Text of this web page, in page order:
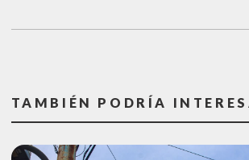
TAMBIÉN PODRÍA